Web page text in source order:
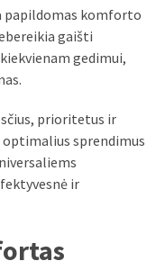
papildomas komforto
gaišti
gedimui,
prioritetus ir
sprendimus
ir